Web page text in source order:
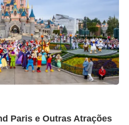
Paris e Outras Atrações